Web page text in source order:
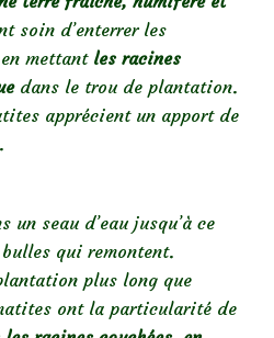
soin d’enterrer les
mettant les racines
dans le trou de plantation.
apprécient un apport de
un seau d’eau jusqu’à ce
qui remontent.
plus long que
ont la particularité de